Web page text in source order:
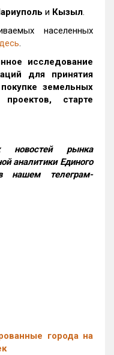
и Кызыл.
населенных
.
исследование
для принятия
земельных
старте
новостей рынка
аналитики Единого
нашем телеграм-
города на